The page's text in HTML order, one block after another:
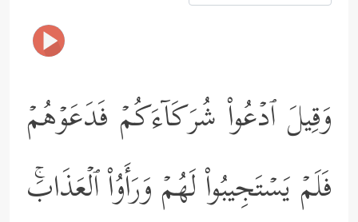
وَقِیلَ ٱدۡعُواْ شُرَكَاۤءَكُمۡ فَدَعَوۡهُمۡ
فَلَمۡ یَسۡتَجِیبُواْ لَهُمۡ وَرَأَوُاْ ٱلۡعَذَابَۚ